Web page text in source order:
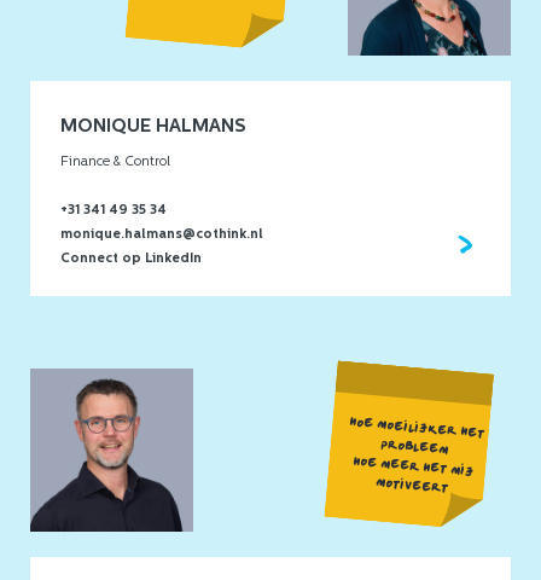
MONIQUE HALMANS
Finance & Control
+31 341 49 35 34
monique.halmans@cothink.nl
Connect op LinkedIn
HOE MOEILIJKER HET
PROBLEEM
HOE MEER HET MIJ
MOTIVEERT